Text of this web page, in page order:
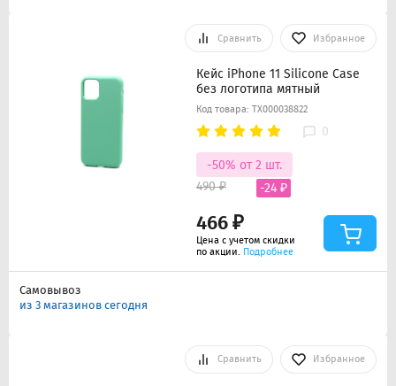
Сравнить Избранное
Кейс iPhone 11 Silicone Case
без логотипа мятный
Код товара: ТХ000038822
0
-50% от 2 шт.
466 ₽
490 ₽ -24 ₽
Цена с учетом скидки
по акции. Подробнее
Самовывоз
из 3 магазинов сегодня
Сравнить Избранное